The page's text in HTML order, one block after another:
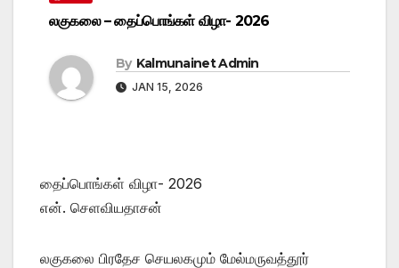
லகுகலை – தைப்பொங்கள் விழா- 2026
By Kalmunainet Admin
JAN 15, 2026
தைப்பொங்கள் விழா- 2026
என். செளவியதாசன்
லகுகலை பிரதேச செயலகமும் மேல்மருவத்தூர்